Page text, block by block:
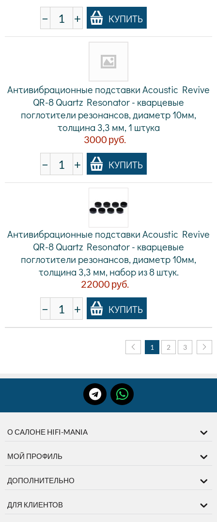
− + КУПИТЬ
Антивибрационные подставки Acoustic Revive
QR-8 Quartz Resonator - кварцевые
поглотители резонансов, диаметр 10мм,
толщина 3,3 мм, 1 штука
3000 руб.
− + КУПИТЬ
Антивибрационные подставки Acoustic Revive
QR-8 Quartz Resonator - кварцевые
поглотители резонансов, диаметр 10мм,
толщина 3,3 мм, набор из 8 штук.
22000 руб.
− + КУПИТЬ
1 2 3
О САЛОНЕ HIFI-MANIA
МОЙ ПРОФИЛЬ
ДОПОЛНИТЕЛЬНО
ДЛЯ КЛИЕНТОВ